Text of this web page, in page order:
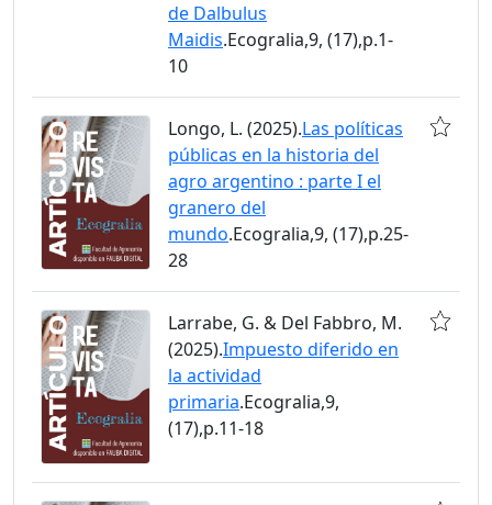
de Dalbulus
Maidis.Ecogralia,9, (17),p.1-
10
Longo, L. (2025).Las políticas
públicas en la historia del
agro argentino : parte I el
granero del
mundo.Ecogralia,9, (17),p.25-
28
Larrabe, G. & Del Fabbro, M.
(2025).Impuesto diferido en
la actividad
primaria.Ecogralia,9,
(17),p.11-18